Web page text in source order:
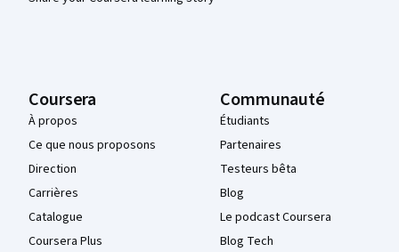
Coursera
À propos
Ce que nous proposons
Direction
Carrières
Catalogue
Coursera Plus
Communauté
Étudiants
Partenaires
Testeurs bêta
Blog
Le podcast Coursera
Blog Tech